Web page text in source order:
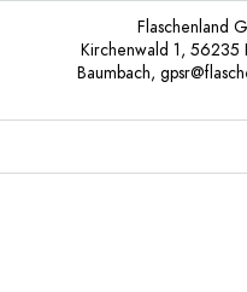
Flaschenland
Kirchenwald 1, 56235
Baumbach,